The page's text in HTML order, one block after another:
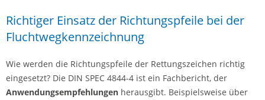
Richtiger Einsatz der Richtungspfeile bei der
Fluchtwegkennzeichnung
Wie werden die Richtungspfeile der Rettungszeichen richtig
eingesetzt? Die DIN SPEC 4844-4 ist ein Fachbericht, der
Anwendungsempfehlungen herausgibt. Beispielsweise über